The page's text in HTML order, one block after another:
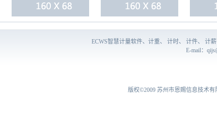
ECWS智慧计量软件、计重、 计时、 计件、 计
E-mail：
版权©2009 苏州市恩赐信息技术有